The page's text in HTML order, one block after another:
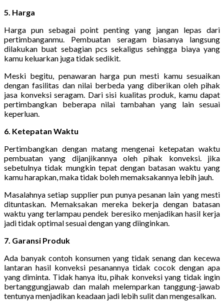
5. Harga
Harga pun sebagai point penting yang jangan lepas dari
pertimbanganmu. Pembuatan seragam biasanya langsung
dilakukan buat sebagian pcs sekaligus sehingga biaya yang
kamu keluarkan juga tidak sedikit.
Meski begitu, penawaran harga pun mesti kamu sesuaikan
dengan fasilitas dan nilai berbeda yang diberikan oleh pihak
jasa konveksi seragam. Dari sisi kualitas produk, kamu dapat
pertimbangkan beberapa nilai tambahan yang lain sesuai
keperluan.
6. Ketepatan Waktu
Pertimbangkan dengan matang mengenai ketepatan waktu
pembuatan yang dijanjikannya oleh pihak konveksi. jika
sebetulnya tidak mungkin tepat dengan batasan waktu yang
kamu harapkan, maka tidak boleh memaksakannya lebih jauh.
Masalahnya setiap supplier pun punya pesanan lain yang mesti
dituntaskan. Memaksakan mereka bekerja dengan batasan
waktu yang terlampau pendek beresiko menjadikan hasil kerja
jadi tidak optimal sesuai dengan yang diinginkan.
7. Garansi Produk
Ada banyak contoh konsumen yang tidak senang dan kecewa
lantaran hasil konveksi pesanannya tidak cocok dengan apa
yang diminta. Tidak hanya itu, pihak konveksi yang tidak ingin
bertanggungjawab dan malah melemparkan tanggung-jawab
tentunya menjadikan keadaan jadi lebih sulit dan mengesalkan.